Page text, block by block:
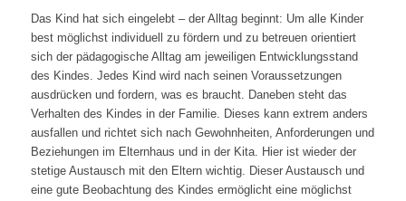
Das Kind hat sich eingelebt – der Alltag beginnt: Um alle Kinder
best möglichst individuell zu fördern und zu betreuen orientiert
sich der pädagogische Alltag am jeweiligen Entwicklungsstand
des Kindes. Jedes Kind wird nach seinen Voraussetzungen
ausdrücken und fordern, was es braucht. Daneben steht das
Verhalten des Kindes in der Familie. Dieses kann extrem anders
ausfallen und richtet sich nach Gewohnheiten, Anforderungen und
Beziehungen im Elternhaus und in der Kita. Hier ist wieder der
stetige Austausch mit den Eltern wichtig. Dieser Austausch und
eine gute Beobachtung des Kindes ermöglicht eine möglichst